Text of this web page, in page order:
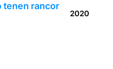
tenen rancor
2020